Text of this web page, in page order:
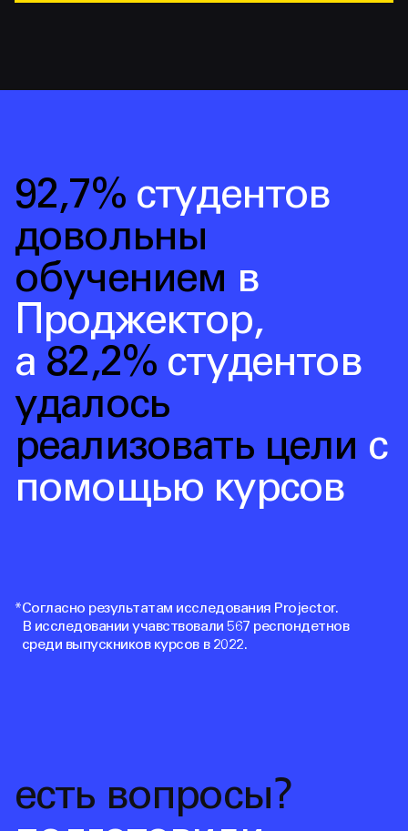
92,7% студентов
довольны
обучением в
Проджектор,
а 82,2% студентов
удалось
реализовать цели с
помощью курсов
*Согласно результатам исследования Projector.
В исследовании учавствовали 567 респондетнов
среди выпускников курсов в 2022.
есть вопросы?